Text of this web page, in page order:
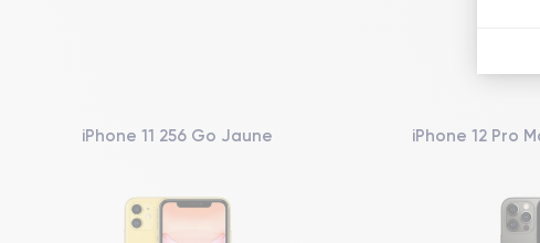
iPhone 11 256 Go Jaune iPhone 12 Pro